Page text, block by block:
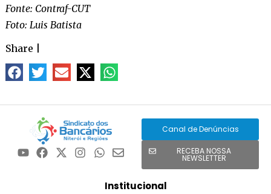
Fonte: Contraf-CUT
Foto: Luis Batista
Share
Canal de Denúncias
RECEBA NOSSA
NEWSLETTER
Institucional